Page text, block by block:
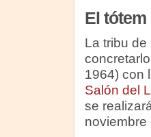
El
La tribu
1964) con
Salón del
se
noviembre